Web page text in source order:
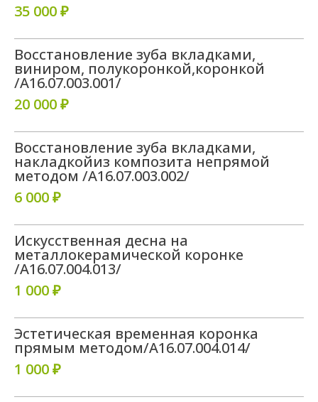
35 000 ₽
Восстановление зуба вкладками,
виниром, полукоронкой,коронкой
/A16.07.003.001/
20 000 ₽
Восстановление зуба вкладками,
накладкойиз композита непрямой
методом /A16.07.003.002/
6 000 ₽
Искусственная десна на
металлокерамической коронке
/A16.07.004.013/
1 000 ₽
Эстетическая временная коронка
прямым методом/A16.07.004.014/
1 000 ₽